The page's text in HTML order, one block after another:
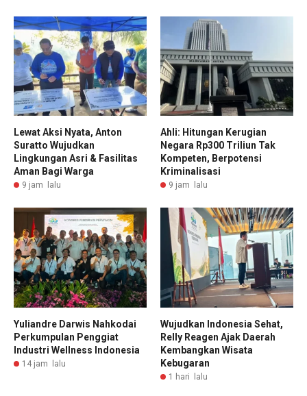
Lewat Aksi Nyata, Anton
Suratto Wujudkan
Lingkungan Asri & Fasilitas
Aman Bagi Warga
9 jam lalu
Ahli: Hitungan Kerugian
Negara Rp300 Triliun Tak
Kompeten, Berpotensi
Kriminalisasi
9 jam lalu
Yuliandre Darwis Nahkodai
Perkumpulan Penggiat
Industri Wellness Indonesia
14 jam lalu
Wujudkan Indonesia Sehat,
Relly Reagen Ajak Daerah
Kembangkan Wisata
Kebugaran
1 hari lalu